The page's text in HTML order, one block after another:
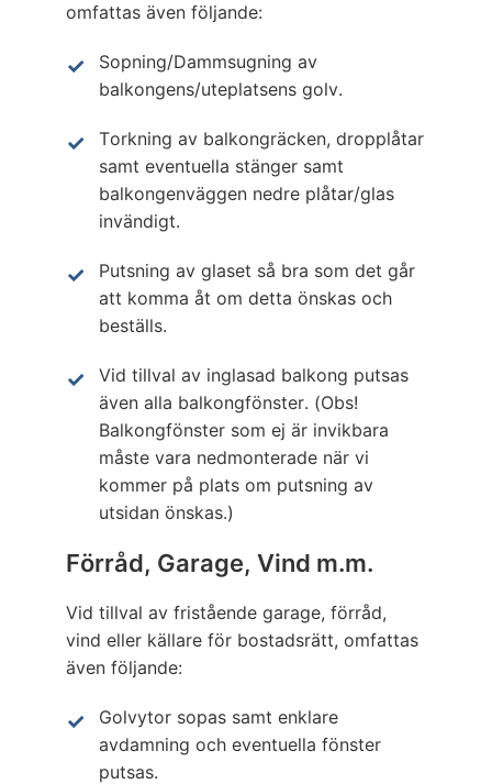
omfattas även följande:
Sopning/Dammsugning av
balkongens/uteplatsens golv.
Torkning av balkongräcken, dropplåtar
samt eventuella stänger samt
balkongenväggen nedre plåtar/glas
invändigt.
Putsning av glaset så bra som det går
att komma åt om detta önskas och
beställs.
Vid tillval av inglasad balkong putsas
även alla balkongfönster. (Obs!
Balkongfönster som ej är invikbara
måste vara nedmonterade när vi
kommer på plats om putsning av
utsidan önskas.)
Förråd, Garage, Vind m.m.
Vid tillval av fristående garage, förråd,
vind eller källare för bostadsrätt, omfattas
även följande:
Golvytor sopas samt enklare
avdamning och eventuella fönster
putsas.